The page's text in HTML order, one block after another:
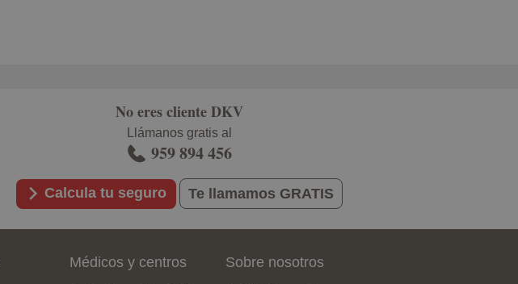
No eres cliente DKV
Llámanos gratis al
959 894 456
Calcula tu seguro Te llamamos GRATIS
Médicos y centros Sobre nosotros